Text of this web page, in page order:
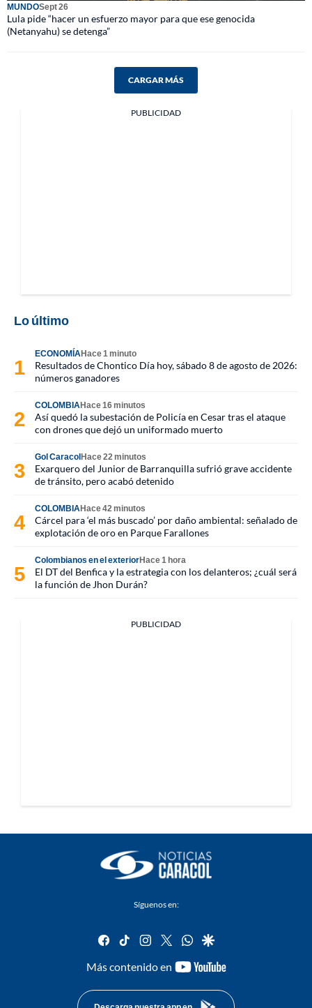
MUNDOSept 26
Lula pide “hacer un esfuerzo mayor para que ese genocida
(Netanyahu) se detenga”
CARGAR MÁS
PUBLICIDAD
Lo último
ECONOMÍAHace 1 minuto
Resultados de Chontico Día hoy, sábado 8 de agosto de 2026:
números ganadores
COLOMBIAHace 16 minutos
Así quedó la subestación de Policía en Cesar tras el ataque
con drones que dejó un uniformado muerto
Gol CaracolHace 22 minutos
Exarquero del Junior de Barranquilla sufrió grave accidente
de tránsito, pero acabó detenido
COLOMBIAHace 42 minutos
Cárcel para ‘el más buscado’ por daño ambiental: señalado de
explotación de oro en Parque Farallones
Colombianos en el exteriorHace 1 hora
El DT del Benfica y la estrategia con los delanteros; ¿cuál será
la función de Jhon Durán?
PUBLICIDAD
Síguenos en:
facebook
tiktok instagram
twitterwhatsapp
google
Más contenido en
youtube-